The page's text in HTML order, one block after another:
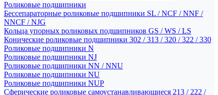
Роликовые подшипники
Бессепараторные роликовые подшипники SL / NCF / NNF /
NNCF / NJG
Кольца упорных роликовых подшипников GS / WS / LS
Конические роликовые подшипники 302 / 313 / 320 / 322 / 330
Роликовые подшипники N
Роликовые подшипники NJ
Роликовые подшипники NN / NNU
Роликовые подшипники NU
Роликовые подшипники NUP
Сферические роликовые самоустанавливающиеся 213 / 222 /